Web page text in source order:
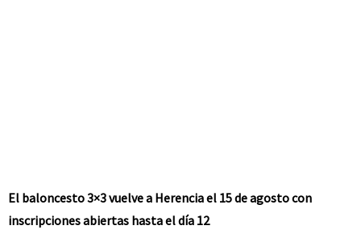
El baloncesto 3×3 vuelve a Herencia el 15 de agosto con
inscripciones abiertas hasta el día 12